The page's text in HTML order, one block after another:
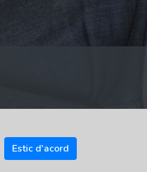
Estic d'acord